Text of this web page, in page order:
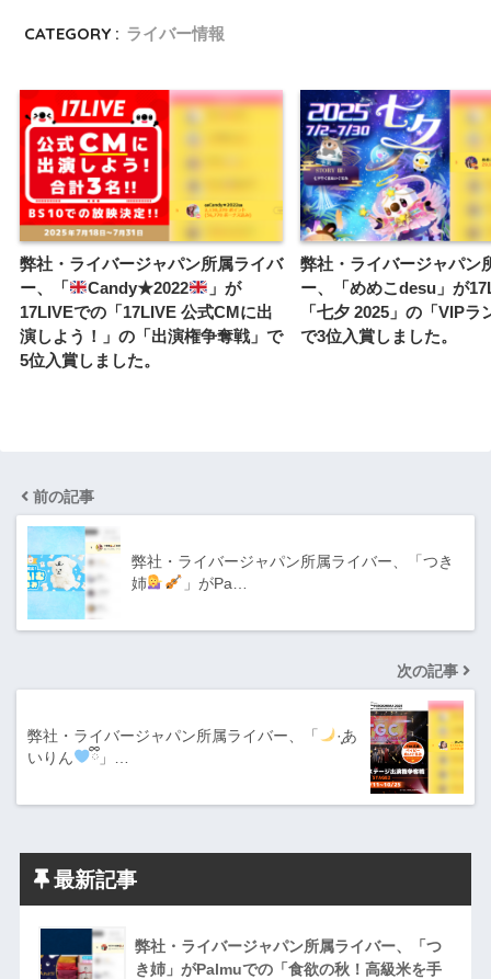
CATEGORY : ライバー情報
弊社・ライバージャパン所属ライバ
ー、「
Candy★2022
」が
17LIVEでの「17LIVE 公式CMに出
演しよう！」の「出演権争奪戦」で
5位入賞しました。
弊社・ライバージャパン
ー、「めめこdesu」が
「七夕 2025」の「VIPラ
で3位入賞しました。
前の記事
弊社・ライバージャパン所属ライバー、「つき
姉
」がPa…
次の記事
弊社・ライバージャパン所属ライバー、「
·̩͙あ
いりん
ྀི」…
最新記事
弊社・ライバージャパン所属ライバー、「つ
き姉」がPalmuでの「食欲の秋！高級米を手